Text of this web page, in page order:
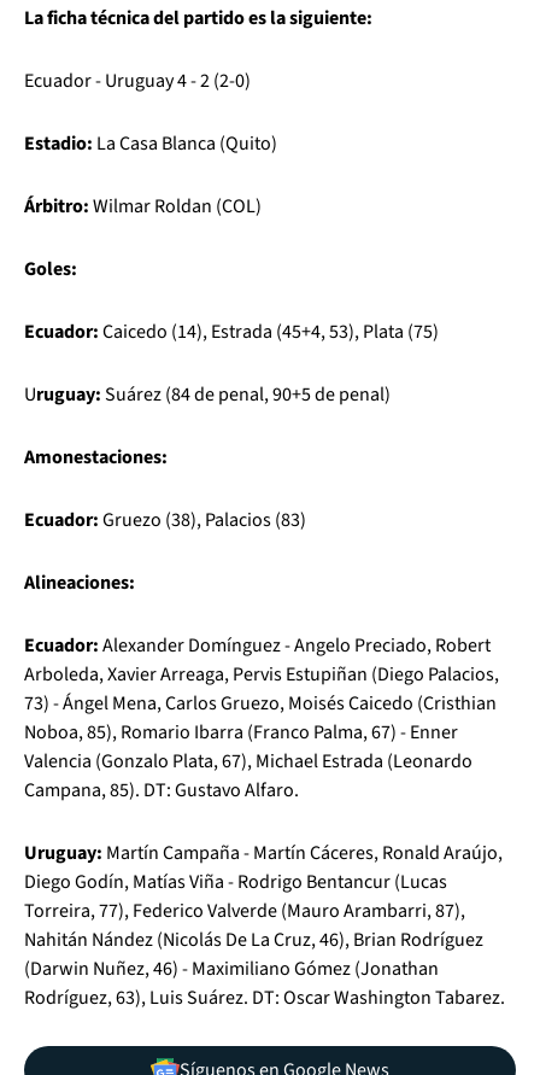
La ficha técnica del partido es la siguiente:
Ecuador - Uruguay 4 - 2 (2-0)
Estadio: La Casa Blanca (Quito)
Árbitro:Wilmar Roldan (COL)
Goles:
Ecuador:Caicedo (14), Estrada (45+4, 53), Plata (75)
Uruguay:Suárez (84 de penal, 90+5 de penal)
Amonestaciones:
Ecuador:Gruezo (38), Palacios (83)
Alineaciones:
Ecuador:Alexander Domínguez - Angelo Preciado, Robert
Arboleda, Xavier Arreaga, Pervis Estupiñan (Diego Palacios,
73) - Ángel Mena, Carlos Gruezo, Moisés Caicedo (Cristhian
Noboa, 85), Romario Ibarra (Franco Palma, 67) - Enner
Valencia (Gonzalo Plata, 67), Michael Estrada (Leonardo
Campana, 85). DT: Gustavo Alfaro.
Uruguay: Martín Campaña - Martín Cáceres, Ronald Araújo,
Diego Godín, Matías Viña - Rodrigo Bentancur (Lucas
Torreira, 77), Federico Valverde (Mauro Arambarri, 87),
Nahitán Nández (Nicolás De La Cruz, 46), Brian Rodríguez
(Darwin Nuñez, 46) - Maximiliano Gómez (Jonathan
Rodríguez, 63), Luis Suárez. DT: Oscar Washington Tabarez.
Síguenos en Google News